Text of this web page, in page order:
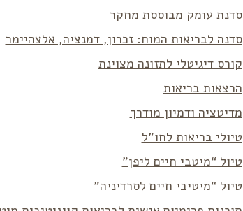
סדנת עומק מבוססת מחקר
סדנה לבריאות המוח: זכרון, דמנציה, אלצהיימר
קורס דיגיטלי לתזונה מצוינת
הרצאות בריאות
מדיטציה ודמיון מודרך
טיולי בריאות לחו”ל
טיול “מיטבי חיים ליפן”
טיול “מיטיבי חיים לסרדיניה”